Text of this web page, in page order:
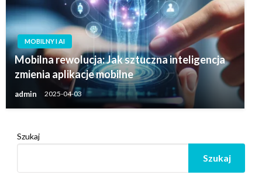
MOBILNY I AI
Mobilna rewolucja: Jak sztuczna inteligencja
zmienia aplikacje mobilne
admin 2025-04-03
Szukaj
Szukaj